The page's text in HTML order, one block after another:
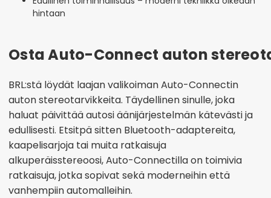
hintaan
Osta Auto-Connect auton
BRL:stä löydät laajan valikoiman Auto-Connectin
auton stereotarvikkeita. Täydellinen sinulle, joka
haluat päivittää autosi äänijärjestelmän kätevästi ja
edullisesti. Etsitpä sitten Bluetooth-adaptereita,
kaapelisarjoja tai muita ratkaisuja
alkuperäisstereoosi, Auto-Connectilla on toimivia
ratkaisuja, jotka sopivat sekä moderneihin että
vanhempiin automalleihin.